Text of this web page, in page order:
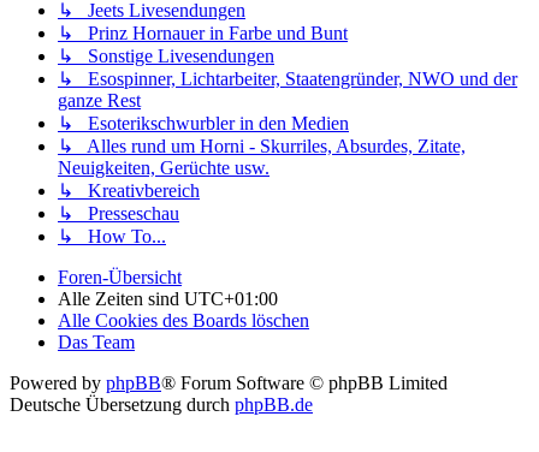
↳ Jeets Livesendungen
↳ Prinz Hornauer in Farbe und Bunt
↳ Sonstige Livesendungen
↳ Esospinner, Lichtarbeiter, Staatengründer, NWO und der
ganze Rest
↳ Esoterikschwurbler in den Medien
↳ Alles rund um Horni - Skurriles, Absurdes, Zitate,
Neuigkeiten, Gerüchte usw.
↳ Kreativbereich
↳ Presseschau
↳ How To...
Foren-Übersicht
Alle Zeiten sind UTC+01:00
Alle Cookies des Boards löschen
Das Team
Powered by phpBB® Forum Software © phpBB Limited
Deutsche Übersetzung durch phpBB.de